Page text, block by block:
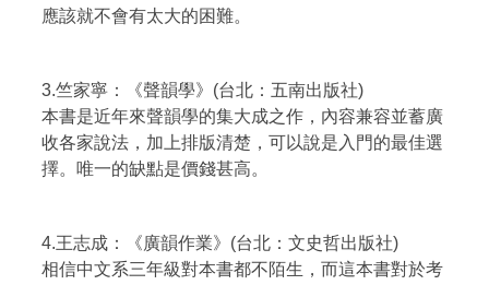
應該就不會有太大的困難。
3.竺家寧：《聲韻學》(台北：五南出版社)
本書是近年來聲韻學的集大成之作，內容兼容並蓄廣
收各家說法，加上排版清楚，可以說是入門的最佳選
擇。唯一的缺點是價錢甚高。
4.王志成：《廣韻作業》(台北：文史哲出版社)
相信中文系三年級對本書都不陌生，而這本書對於考